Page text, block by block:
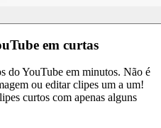
em curtas
do YouTube em minutos. Não é
ou editar clipes um a um!
curtos com apenas alguns